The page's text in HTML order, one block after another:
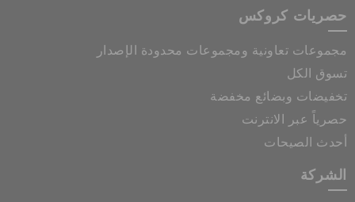
حصريات كروكس
مجموعات تعاونية ومجموعات محدودة الإصدار
تسوق الكل
تخفيضات وبضائع مخفضة
حصرياً عبر الانترنت
أحدث الصيحات
الشركة